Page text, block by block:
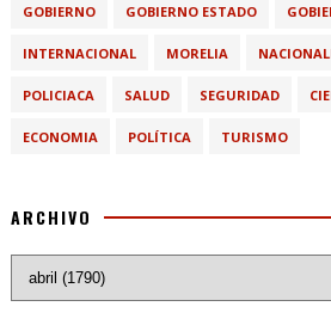
GOBIERNO GOBIERNO ESTADO
INTERNACIONAL MORELIA
POLICIACA SALUD SEGURIDAD
ECONOMIA POLÍTICA TURISMO
ARCHIVO